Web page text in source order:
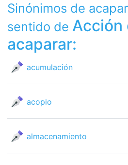
Sinónimos de
sentido de Acción
acaparar:
acumulación
acopio
almacenamiento